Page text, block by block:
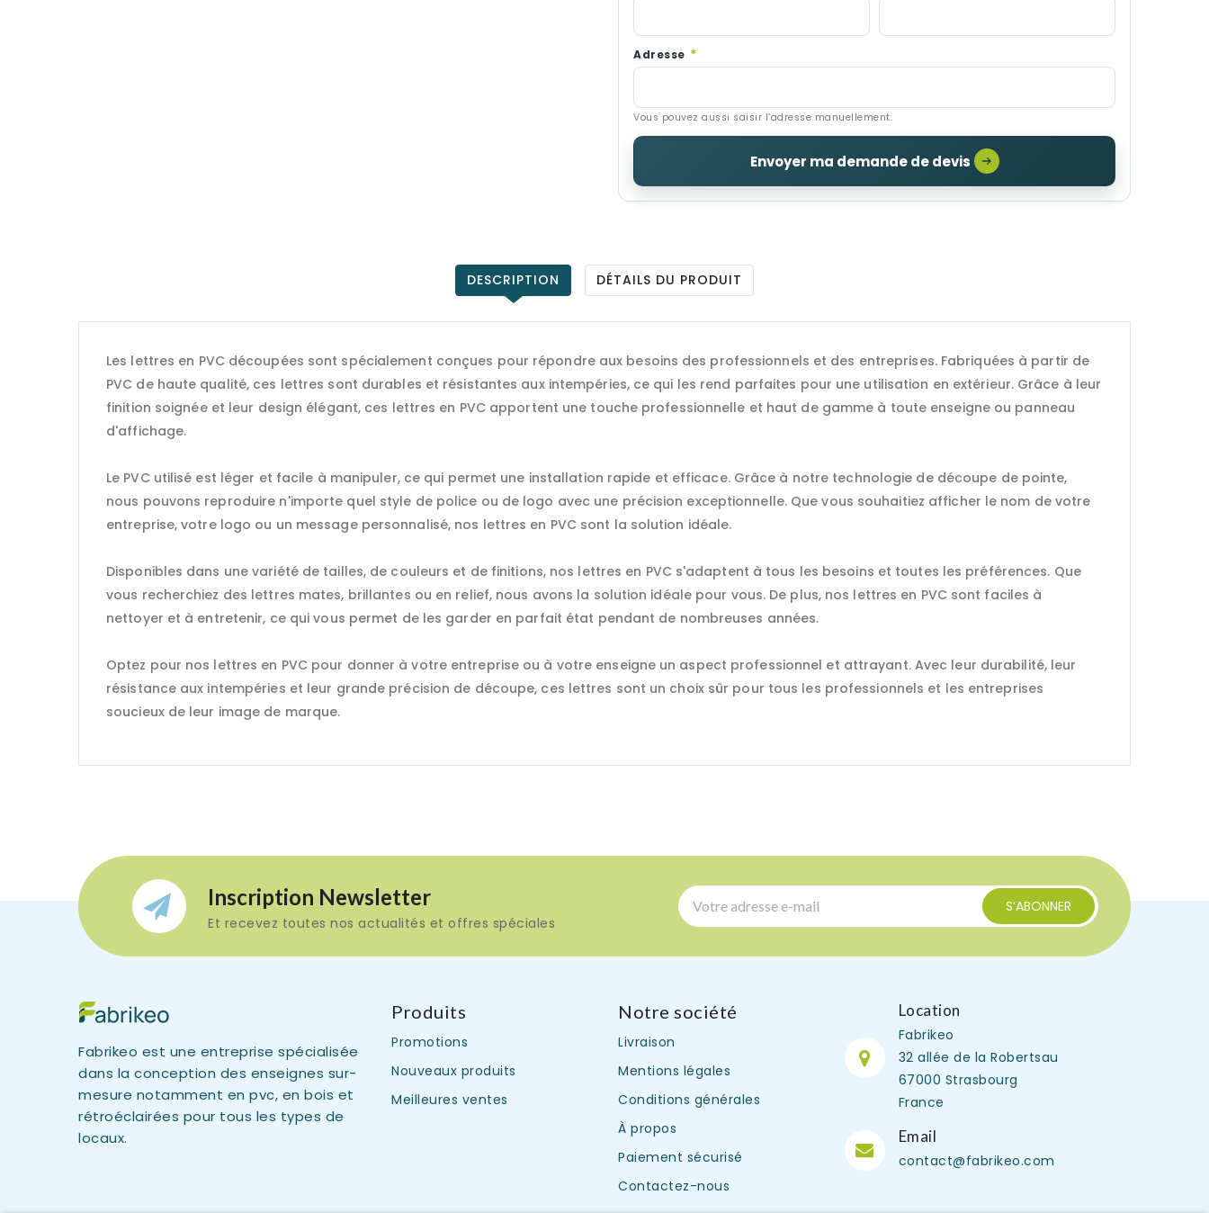
Adresse *
Vous pouvez aussi saisir l’adresse manuellement.
Envoyer ma demande de devis
DESCRIPTION DÉTAILS DU PRODUIT
Les lettres en PVC découpées sont spécialement conçues pour répondre aux besoins des professionnels et des entreprises. Fabriquées à partir de
PVC de haute qualité, ces lettres sont durables et résistantes aux intempéries, ce qui les rend parfaites pour une utilisation en extérieur. Grâce à leur
finition soignée et leur design élégant, ces lettres en PVC apportent une touche professionnelle et haut de gamme à toute enseigne ou panneau
d'affichage.
Le PVC utilisé est léger et facile à manipuler, ce qui permet une installation rapide et efficace. Grâce à notre technologie de découpe de pointe,
nous pouvons reproduire n'importe quel style de police ou de logo avec une précision exceptionnelle. Que vous souhaitiez afficher le nom de votre
entreprise, votre logo ou un message personnalisé, nos lettres en PVC sont la solution idéale.
Disponibles dans une variété de tailles, de couleurs et de finitions, nos lettres en PVC s'adaptent à tous les besoins et toutes les préférences. Que
vous recherchiez des lettres mates, brillantes ou en relief, nous avons la solution idéale pour vous. De plus, nos lettres en PVC sont faciles à
nettoyer et à entretenir, ce qui vous permet de les garder en parfait état pendant de nombreuses années.
Optez pour nos lettres en PVC pour donner à votre entreprise ou à votre enseigne un aspect professionnel et attrayant. Avec leur durabilité, leur
résistance aux intempéries et leur grande précision de découpe, ces lettres sont un choix sûr pour tous les professionnels et les entreprises
soucieux de leur image de marque.
Inscription Newsletter
Et recevez toutes nos actualités et offres spéciales
Fabrikeo est une entreprise spécialisée
dans la conception des enseignes sur-
mesure notamment en pvc, en bois et
rétroéclairées pour tous les types de
locaux.
Produits
Promotions
Nouveaux produits
Meilleures ventes
Notre société
Livraison
Mentions légales
Conditions générales
À propos
Paiement sécurisé
Contactez-nous
Location
Fabrikeo
32 allée de la Robertsau
67000 Strasbourg
France
Email
contact@fabrikeo.com